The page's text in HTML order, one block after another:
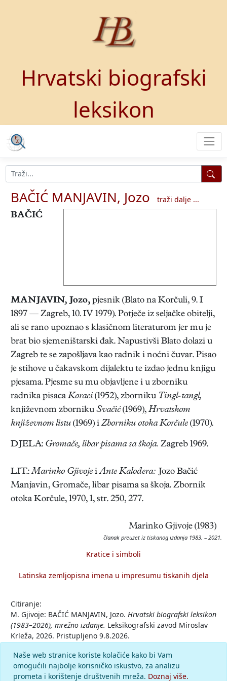
Hrvatski biografski
leksikon
BAČIĆ MANJAVIN, Jozo
traži dalje ...
BAČIĆ
MANJAVIN, Jozo, pjesnik (Blato na Korčuli, 9. I
1897 — Zagreb, 10. IV 1979). Potječe iz seljačke obitelji,
ali se rano upoznao s klasičnom literaturom jer mu je
brat bio sjemeništarski đak. Napustivši Blato dolazi u
Zagreb te se zapošljava kao radnik i noćni čuvar. Pisao
je stihove u čakavskom dijalektu te izdao jednu knjigu
pjesama. Pjesme su mu objavljene i u zborniku
radnika pisaca Koraci (1952), zborniku Tingl-tangl,
književnom zborniku Svačić (1969), Hrvatskom
književnom listu (1969) i Zborniku otoka Korčule (1970).
DJELA: Gromače, libar pisama sa škoja. Zagreb 1969.
LIT.:Marinko Gjivoje iAnte Kalođera: Jozo Bačić
Manjavin, Gromače, libar pisama sa škoja. Zbornik
otoka Korčule, 1970, 1, str. 250, 277.
Marinko Gjivoje (1983)
članak preuzet iz tiskanog izdanja 1983. – 2021.
Kratice i simboli
Latinska zemljopisna imena u impresumu tiskanih djela
Citiranje:
M. Gjivoje: BAČIĆ MANJAVIN, Jozo. Hrvatski biografski leksikon
(1983–2026), mrežno izdanje. Leksikografski zavod Miroslav
Krleža, 2026. Pristupljeno 9.8.2026.
Komentar
Naše web stranice koriste kolačiće kako bi Vam
omogućili najbolje korisničko iskustvo, za analizu
prometa i korištenje društvenih mreža. Doznaj više.